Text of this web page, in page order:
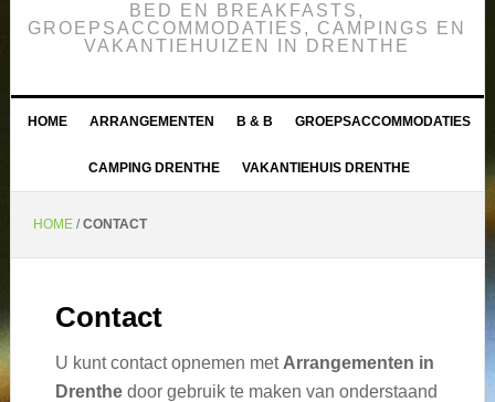
BED EN BREAKFASTS,
GROEPSACCOMMODATIES, CAMPINGS EN
VAKANTIEHUIZEN IN DRENTHE
HOME ARRANGEMENTEN B & B GROEPSACCOMMODATIES
CAMPING DRENTHE VAKANTIEHUIS DRENTHE
HOME/CONTACT
Contact
U kunt contact opnemen met Arrangementen in
Drenthedoor gebruik te maken van onderstaand